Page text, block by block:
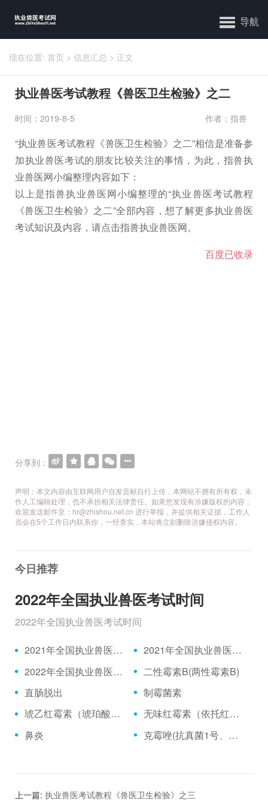
导航
现在位置: 首页 > 信息汇总 > 正文
执业兽医考试教程《兽医卫生检验》之二
时间：2019-8-5 作者：指兽
“执业兽医考试教程《兽医卫生检验》之二”相信是准备参
加执业兽医考试的朋友比较关注的事情，为此，指兽执
业兽医网小编整理内容如下：
以上是指兽执业兽医网小编整理的“执业兽医考试教程
《兽医卫生检验》之二”全部内容，想了解更多执业兽医
考试知识及内容，请点击指兽执业兽医网。
百度已收录
分享到：
声明：本文内容由互联网用户自发贡献自行上传，本网站不拥有所有权，未
作人工编辑处理，也不承担相关法律责任。如果您发现有涉嫌版权的内容，
欢迎发送邮件至：hr@zhishou.net.cn 进行举报，并提供相关证据，工作人
员会在5个工作日内联系你，一经查实，本站将立刻删除涉嫌侵权内容。
今日推荐
2022年全国执业兽医考试时间
2022年全国执业兽医考试时间
2021年全国执业兽医资格考试成绩公布时间、合格分数线
2021年全国执业兽医资格考试真题
2022年全国执业兽医考试时间
二性霉素B(两性霉素B)
直肠脱出
制霉菌素
琥乙红霉素（琥珀酸红霉素、乙琥红霉素）
无味红霉素（依托红霉素）
鼻炎
克霉唑(抗真菌1号、三苯甲咪唑)
上一篇: 执业兽医考试教程《兽医卫生检验》之三